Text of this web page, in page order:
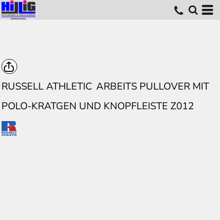
RUSSELL ATHLETIC ARBEITS PULLOVER MIT
POLO-KRATGEN UND KNOPFLEISTE Z012